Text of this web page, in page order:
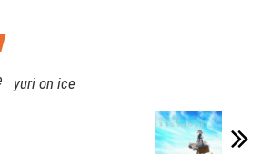
yuri on ice